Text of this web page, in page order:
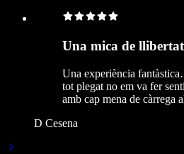
Una mica de llibertat
Una experiència
tot plegat no em va fer
amb cap mena de càrrega
D Cesena